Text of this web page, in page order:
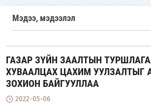
Мэдээ, мэдээлэл
ГАЗАР ЗҮЙН ЗААЛТЫН
ХУВААЛЦАХ ЦАХИМ УУЛЗАЛТЫГ
ЗОХИОН БАЙГУУЛЛАА
2022-05-06